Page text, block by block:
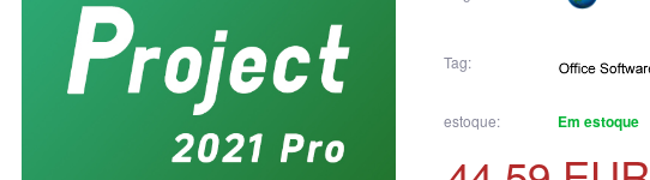
Tag:
estoque: Em estoque